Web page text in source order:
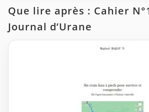
Que lire après : Cahier
Journal d’Urane